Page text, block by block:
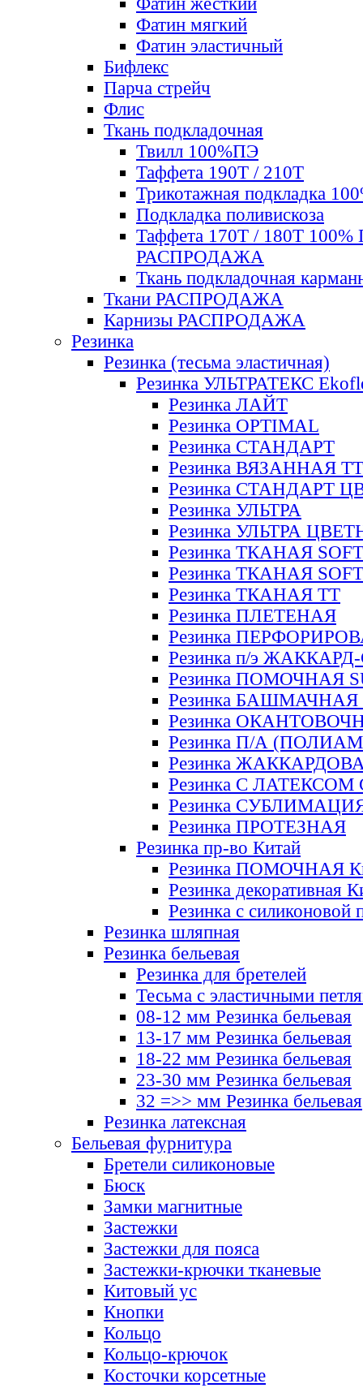
Фатин мягкий
Фатин элаcтичный
Бифлекс
Парча стрейч
Флис
Ткань подкладочная
Твилл 100%ПЭ
Таффета 190Т / 210Т
Трикотажная подкладка
Подкладка поливискоза
Таффета 170Т / 180Т 100%
РАСПРОДАЖА
Ткань подкладочная
Ткани РАСПРОДАЖА
Карнизы РАСПРОДАЖА
Резинка
Резинка (тесьма эластичная)
Резинка УЛЬТРАТЕКС
Резинка ЛАЙТ
Резинка OPTIMAL
Резинка СТАНДАРТ
Резинка ВЯЗАННАЯ ТТ
Резинка СТАНДАРТ
Резинка УЛЬТРА
Резинка УЛЬТРА
Резинка ТКАНАЯ SOFT
Резинка ТКАНАЯ
Резинка ТКАНАЯ ТТ
Резинка ПЛЕТЕНАЯ
Резинка
Резинка п/э
Резинка ПОМОЧНАЯ
Резинка БАШМАЧНАЯ
Резинка
Резинка П/А
Резинка
Резинка С ЛАТЕКСОМ
Резинка
Резинка ПРОТЕЗНАЯ
Резинка пр-во Китай
Резинка ПОМОЧНАЯ
Резинка декоративная
Резинка с силиконовой
Резинка шляпная
Резинка бельевая
Резинка для бретелей
Тесьма с эластичными
08-12 мм Резинка бельевая
13-17 мм Резинка бельевая
18-22 мм Резинка бельевая
23-30 мм Резинка бельевая
32 =>> мм Резинка бельевая
Резинка латексная
Бельевая фурнитура
Бретели силиконовые
Бюск
Замки магнитные
Застежки
Застежки для пояса
Застежки-крючки тканевые
Китовый ус
Кнопки
Кольцо
Кольцо-крючок
Косточки корсетные